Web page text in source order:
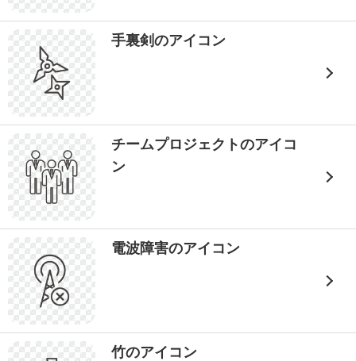
手裏剣のアイコン
チームプロジェクトのアイコ
ン
電波障害のアイコン
竹のアイコン